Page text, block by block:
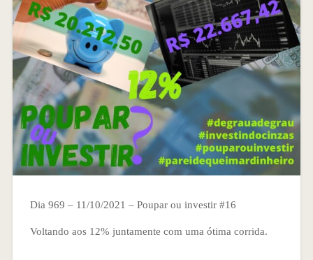
Dia 969 – 11/10/2021 – Poupar ou investir #16
Voltando aos 12% juntamente com uma ótima corrida.